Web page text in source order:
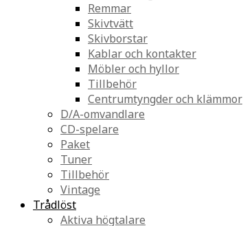
Remmar
Skivtvätt
Skivborstar
Kablar och kontakter
Möbler och hyllor
Tillbehör
Centrumtyngder och klämmor
D/A-omvandlare
CD-spelare
Paket
Tuner
Tillbehör
Vintage
Trådlöst
Aktiva högtalare